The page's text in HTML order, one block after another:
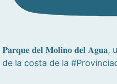
𝐏𝐚𝐫𝐪𝐮𝐞 𝐝𝐞𝐥 𝐌𝐨𝐥𝐢𝐧𝐨 𝐝𝐞𝐥
de la costa de la